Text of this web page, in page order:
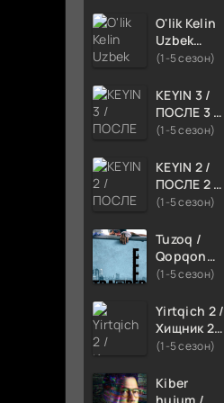
HIND KINO
2024
TARJIMA
Skachat
O'lik Kelin
Uzbek
tilida 2023
Tarjima
kino
skachat
(1-5 сезон)
KEYIN 3 /
ПОСЛЕ 3 /
AFTER 3
FILM
UZBEK
TILIDA
TARJIMA
FILM HD
(1-5 сезон)
KEYIN 2 /
ПОСЛЕ 2 /
AFTER 2
FILM
UZBEK
TILIDA
TARJIMA
FILM HD
(1-5 сезон)
Tuzoq /
Qopqon
Hind
2016 Uzbek
tilida
tarjima film
(1-5 сезон)
Yirtqich 2 /
Хищник 2
Xishnik
tilida 2018-
2024
(1-5 сезон)
Kiber